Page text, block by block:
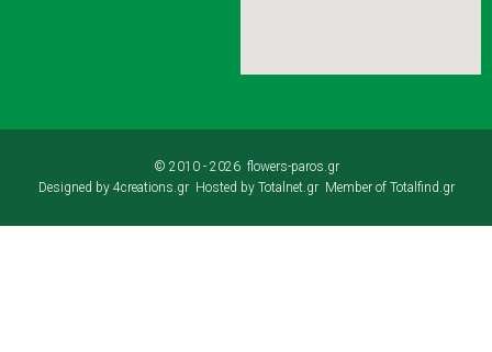
© 2010 - 2026 flowers-paros.gr
Designed by 4creations.grHosted by Totalnet.grMember of Totalfind.gr